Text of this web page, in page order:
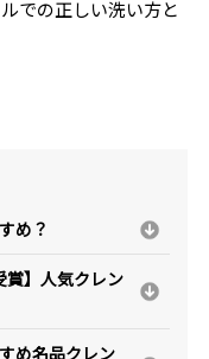
での正しい洗い方と
め？
賞】人気クレン
め名品クレン